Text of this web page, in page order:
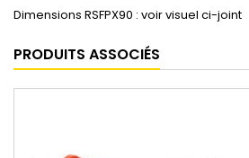
Dimensions RSFPX90 : voir visuel ci-joint
PRODUITS ASSOCIÉS